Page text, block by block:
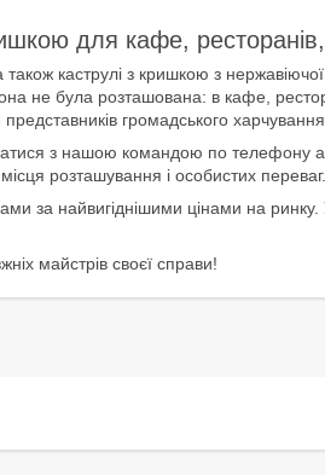
для кафе,
також каструлі з кришкою з
не була розташована: в кафе,
громадського
з нашою командою по телефону
розташування і особистих переваг.
за найвигіднішими цінами на ринку.
майстрів своєї справи!